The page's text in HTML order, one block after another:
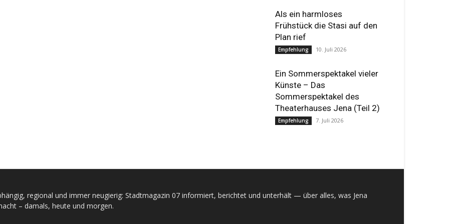
Als ein harmloses
Frühstück die Stasi auf den
Plan rief
Empfehlung 10. Juli 2026
Ein Sommerspektakel vieler
Künste – Das
Sommerspektakel des
Theaterhauses Jena (Teil 2)
Empfehlung 7. Juli 2026
regional und immer neugierig: Stadtmagazin 07 informiert, berichtet und unterhält — über alles, was Jena
– damals, heute und morgen.